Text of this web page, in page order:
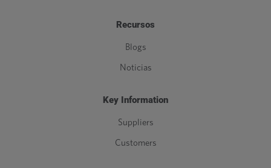
Recursos
Blogs
Noticias
Key Information
Suppliers
Customers